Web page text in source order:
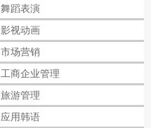
舞蹈表演
影视动画
市场营销
工商企业管理
旅游管理
应用韩语